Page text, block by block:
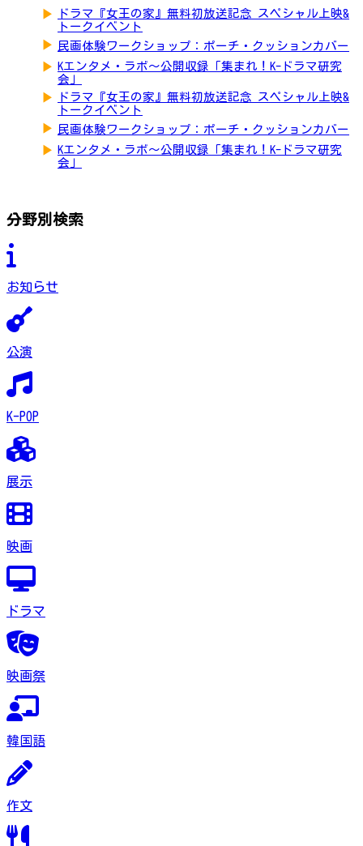
▶
ドラマ『女王の家』無料初放送記念 スペシャル上映&
トークイベント
▶ 民画体験ワークショップ：ポーチ・クッションカバー
▶ Kエンタメ・ラボ～公開収録「集まれ！K-ドラマ研究
会」
▶
ドラマ『女王の家』無料初放送記念 スペシャル上映&
トークイベント
▶ 民画体験ワークショップ：ポーチ・クッションカバー
▶ Kエンタメ・ラボ～公開収録「集まれ！K-ドラマ研究
会」
分野別検索
お知らせ
公演
K-POP
展示
映画
ドラマ
映画祭
韓国語
作文